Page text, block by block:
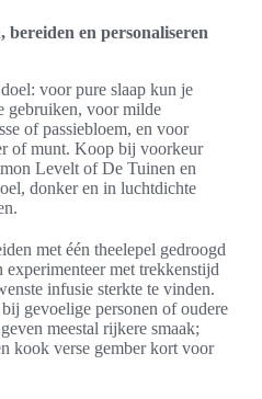
en personaliseren
voor pure slaap kun je
gebruiken, voor milde
of passiebloem, en voor
of munt. Koop bij voorkeur
Levelt of De Tuinen en
donker en in luchtdichte
met één theelepel gedroogd
met trekkenstijd
infusie sterkte te vinden.
gevoelige personen of oudere
meestal rijkere smaak;
kook verse gember kort voor